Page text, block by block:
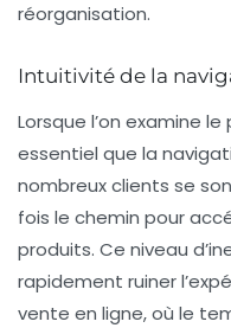
réorganisation.
Intuitivité de la
Lorsque l’on examine
essentiel que la
nombreux clients se
fois le chemin pour
produits. Ce niveau
rapidement ruiner
vente en ligne, où le